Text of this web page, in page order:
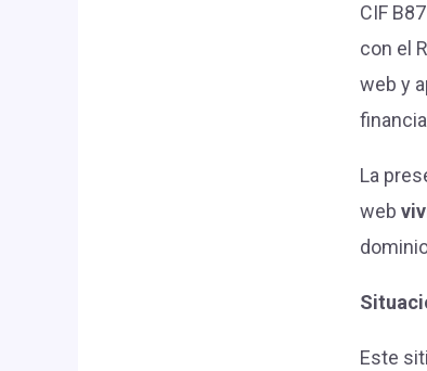
CIF
con el
web y
La
web
Este